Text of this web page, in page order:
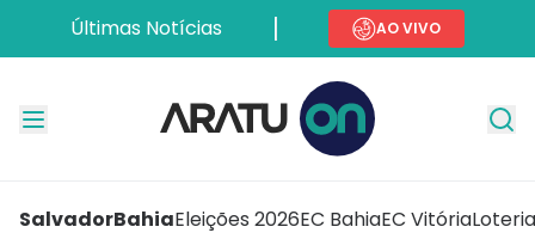
Últimas Notícias AO VIVO
SalvadorBahiaEleições 2026EC BahiaEC Vitória